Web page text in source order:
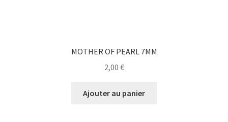
MOTHER OF PEARL 7MM
2,00 €
Ajouter au panier